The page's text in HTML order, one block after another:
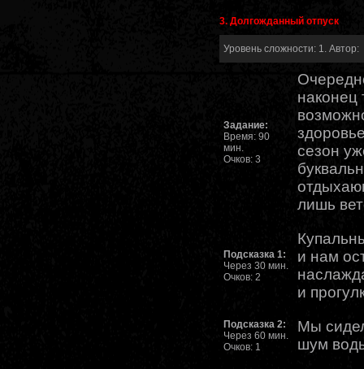
3. Долгожданный отпуск
Уровень сложности: 1. Автор:
Задание:
Время: 90
мин.
Очков: 3
наконец
сезон
лишь
Подсказка 1:
Через 30 мин.
Очков: 2
и нам
и
Подсказка 2:
Через 60 мин.
Очков: 1
Мы
шум